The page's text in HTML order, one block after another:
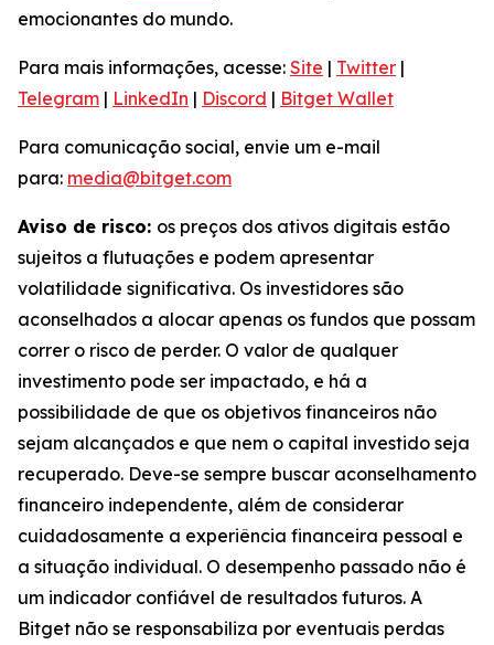
emocionantes do mundo.
Para mais informações, acesse: Site | Twitter |
Telegram | LinkedIn | Discord | Bitget Wallet
Para comunicação social, envie um e-mail
para: media@bitget.com
Aviso de risco: os preços dos ativos digitais estão
sujeitos a flutuações e podem apresentar
volatilidade significativa. Os investidores são
aconselhados a alocar apenas os fundos que possam
correr o risco de perder. O valor de qualquer
investimento pode ser impactado, e há a
possibilidade de que os objetivos financeiros não
sejam alcançados e que nem o capital investido seja
recuperado. Deve-se sempre buscar aconselhamento
financeiro independente, além de considerar
cuidadosamente a experiência financeira pessoal e
a situação individual. O desempenho passado não é
um indicador confiável de resultados futuros. A
Bitget não se responsabiliza por eventuais perdas